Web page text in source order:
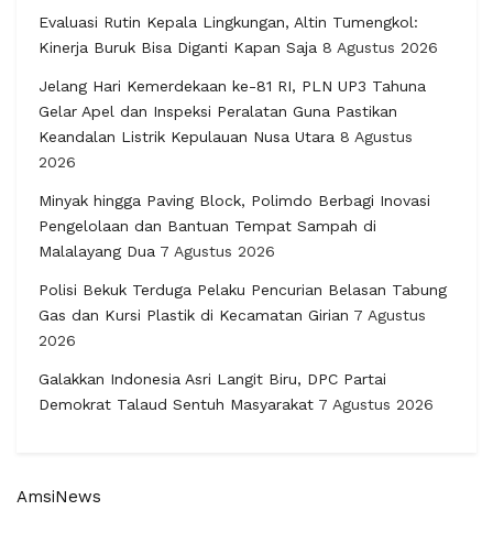
Evaluasi Rutin Kepala Lingkungan, Altin Tumengkol:
Kinerja Buruk Bisa Diganti Kapan Saja 8 Agustus 2026
Jelang Hari Kemerdekaan ke-81 RI, PLN UP3 Tahuna
Gelar Apel dan Inspeksi Peralatan Guna Pastikan
Keandalan Listrik Kepulauan Nusa Utara 8 Agustus
2026
Minyak hingga Paving Block, Polimdo Berbagi Inovasi
Pengelolaan dan Bantuan Tempat Sampah di
Malalayang Dua 7 Agustus 2026
Polisi Bekuk Terduga Pelaku Pencurian Belasan Tabung
Gas dan Kursi Plastik di Kecamatan Girian 7 Agustus
2026
Galakkan Indonesia Asri Langit Biru, DPC Partai
Demokrat Talaud Sentuh Masyarakat 7 Agustus 2026
AmsiNews